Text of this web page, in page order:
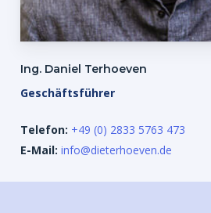
Go to
Ing. Daniel Terhoeven
Geschäftsführer
Telefon: +49 (0) 2833 5763 473
E-Mail: info@dieterhoeven.de